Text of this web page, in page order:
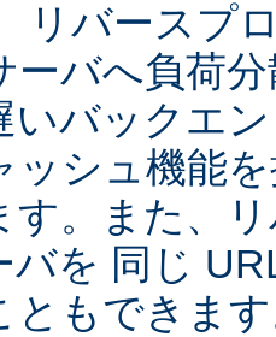
リバースプ
ーバへ負荷
いバックエ
ッシュ機能
す。また、
バを 同じ
ともできま